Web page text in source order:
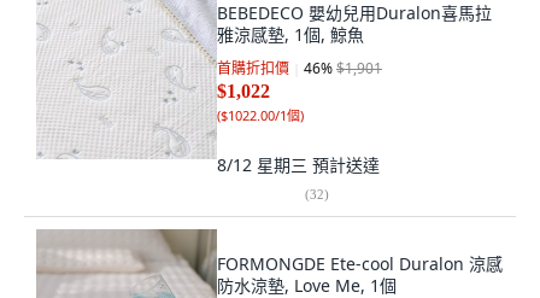
BEBEDECO 嬰幼兒用Duralon喜馬拉
雅涼感墊, 1個, 鯨魚
首購折扣價 46%$1,901
$1,022
($1022.00/1個)
8/12 星期三 預計送達
(32)
FORMONGDE Ete-cool Duralon 涼感
防水涼墊, Love Me, 1個